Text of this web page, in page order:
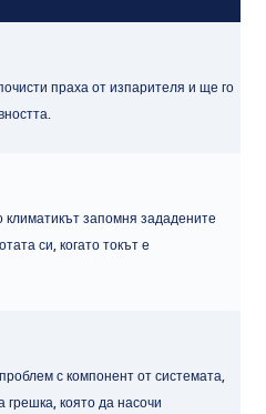
праха от изпарителя и ще го
запомня зададените
си, когато токът е
с компонент от системата,
която да насочи